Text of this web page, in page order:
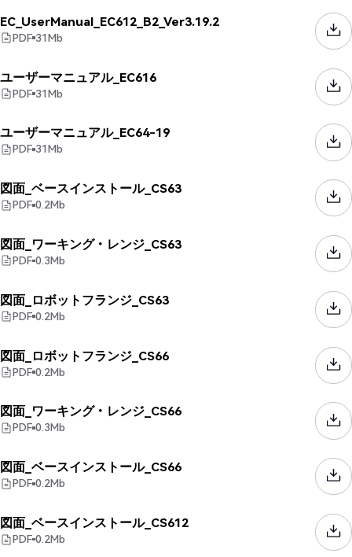
EC_UserManual_EC612_B2_Ver3.19.2
PDF 31Mb
ユーザーマニュアル_EC616
PDF 31Mb
ユーザーマニュアル_EC64-19
PDF 31Mb
図面_ベースインストール_CS63
PDF 0.2Mb
図面_ワーキング・レンジ_CS63
PDF 0.3Mb
図面_ロボットフランジ_CS63
PDF 0.2Mb
図面_ロボットフランジ_CS66
PDF 0.2Mb
図面_ワーキング・レンジ_CS66
PDF 0.3Mb
図面_ベースインストール_CS66
PDF 0.2Mb
図面_ベースインストール_CS612
PDF 0.2Mb